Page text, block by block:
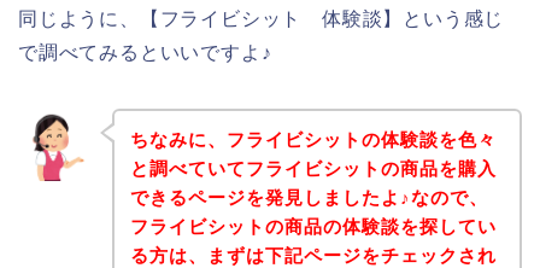
同じように、【フライビシット 体験談】という感じ
で調べてみるといいですよ♪
ちなみに、フライビシットの体験談を色々
と調べていてフライビシットの商品を購入
できるページを発見しましたよ♪なので、
フライビシットの商品の体験談を探してい
る方は、まずは下記ページをチェックされ